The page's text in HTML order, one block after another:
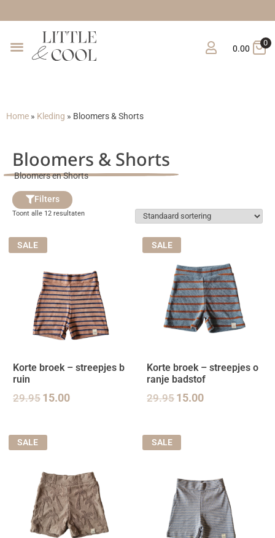
0.00
0
Home » Kleding » Bloomers & Shorts
Bloomers & Shorts
Bloomers en Shorts
Filters
Toont alle 12 resultaten
SALE
Korte broek – streepjes b
ruin
29.95 15.00
SALE
Korte broek – streepjes o
ranje badstof
29.9515.00
SALE SALE